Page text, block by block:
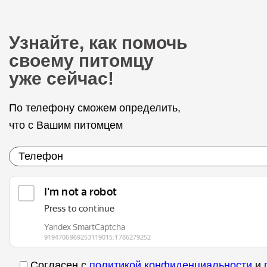
Узнайте, как помочь
своему питомцу
уже сейчас!
По телефону сможем определить,
что с Вашим питомцем